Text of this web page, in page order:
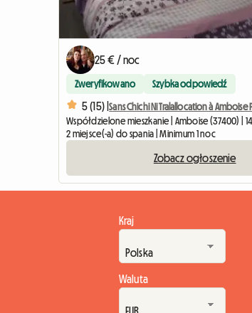
25 € / noc
Zweryfikowano Szybka odpowiedź
5 (15) |Sans Chichi Ni Tralallocation à Amboise
Współdzielone mieszkanie | Amboise (37400) |
2 miejsce(-a) do spania | Minimum 1 noc
Zobacz ogłoszenie
Kraj
Waluta